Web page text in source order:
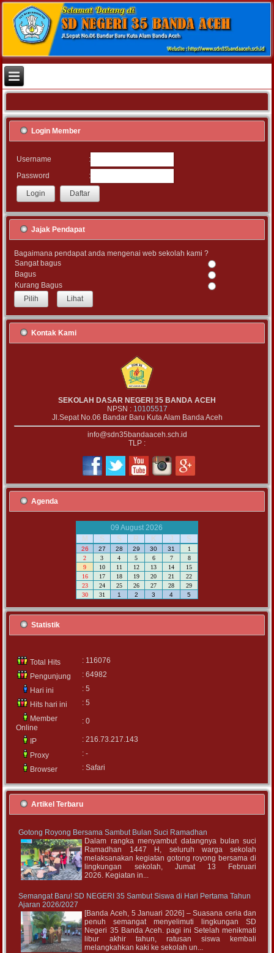
Login Member
Username
:
Password
:
Jajak Pendapat
Bagaimana pendapat anda mengenai web sekolah kami ?
Sangat bagus
Bagus
Kurang Bagus
Lihat
Kontak Kami
SEKOLAH DASAR NEGERI 35 BANDA ACEH
NPSN : 10105517
Jl.Sepat No.06 Bandar Baru Kuta Alam Banda Aceh
info@sdn35bandaaceh.sch.id
TLP :
Agenda
09 August 2026
M
S S R K J S
26 27 28 29 30 31
1
2
3 4 5 6 7
8
9
10 11 12 13 14
15
16
17 18 19 20 21
22
23
24 25 26 27 28
29
30
31 1 2 3 4 5
Statistik
Total Hits
: 116076
Pengunjung
: 64982
Hari ini
: 5
Hits hari ini
: 5
Member
Online
: 0
IP
: 216.73.217.143
Proxy
: -
Browser
: Safari
Artikel Terbaru
Gotong Royong Bersama Sambut Bulan Suci Ramadhan
Dalam rangka menyambut datangnya bulan suci
Ramadhan 1447 H, seluruh warga sekolah
melaksanakan kegiatan gotong royong bersama di
lingkungan sekolah, Jumat 13 Februari
2026. Kegiatan in...
Semangat Baru! SD NEGERI 35 Sambut Siswa di Hari Pertama Tahun
Ajaran 2026/2027
[Banda Aceh, 5 Januari 2026] – Suasana ceria dan
penuh semangat menyelimuti lingkungan SD
Negeri 35 Banda Aceh. pagi ini Setelah menikmati
libur akhir tahun, ratusan siswa kembali
melangkahkan kaki ke sekolah un...